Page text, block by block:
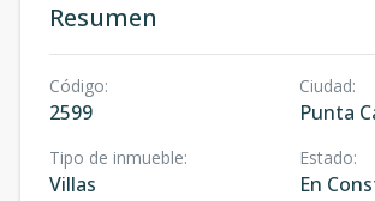
Resumen
Código:
2599
Ciudad:
Punta
Tipo de inmueble:
Villas
Estado:
En